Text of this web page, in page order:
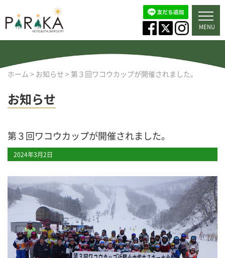
MENU
ホーム > お知らせ > 第３回ワコウカップが開催されました。
お知らせ
第３回ワコウカップが開催されました。
2024年3月2日